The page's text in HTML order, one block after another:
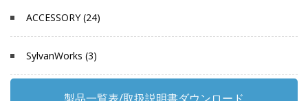
ACCESSORY (24)
SylvanWorks (3)
製品一覧表/取扱説明書ダウンロード